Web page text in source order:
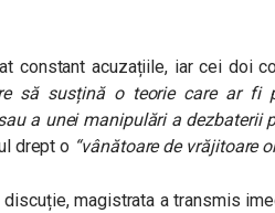
constant acuzațiile, iar cei doi
să susțină o teorie care ar fi
a unei manipulări a dezbaterii
drept o “vânătoare de vrăjitoare
discuție, magistrata a transmis